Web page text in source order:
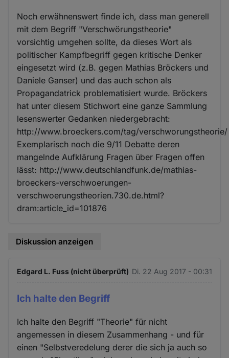
Noch erwähnenswert finde ich, dass man generell
mit dem Begriff "Verschwörungstheorie"
vorsichtig umgehen sollte, da dieses Wort als
politischer Kampfbegriff gegen kritische Denker
eingesetzt wird (z.B. gegen Mathias Bröckers und
Daniele Ganser) und das auch schon als
Propagandatrick problematisiert wurde. Bröckers
hat unter diesem Stichwort eine ganze Sammlung
lesenswerter Gedanken niedergebracht:
http://www.broeckers.com/tag/verschworungstheorie/
Exemplarisch noch die 9/11 Debatte deren
mangelnde Aufklärung Fragen über Fragen offen
lässt: http://www.deutschlandfunk.de/mathias-
broeckers-verschwoerungen-
verschwoerungstheorien.730.de.html?
dram:article_id=101876
Diskussion anzeigen
Edgard L. Fuss (nicht überprüft) Di. 22 Aug 2017 - 00:31
Ich halte den Begriff
Ich halte den Begriff "Theorie" für nicht
angemessen in diesem Zusammenhang - und für
einen "Selbstveredelung derer die sich ja auch so